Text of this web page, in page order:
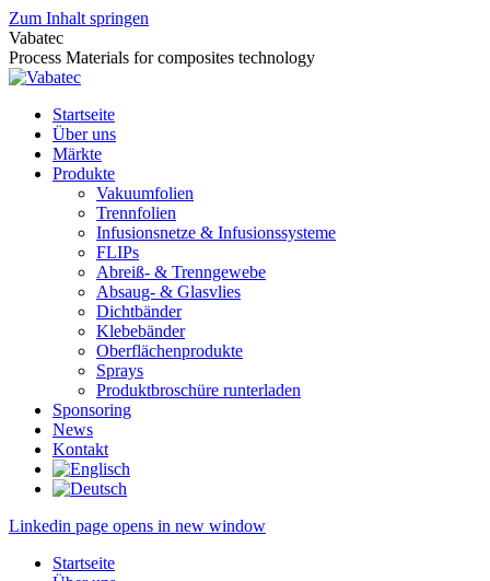
Zum Inhalt springen
Vabatec
Process Materials for composites technology
Startseite
Über uns
Märkte
Produkte
Vakuumfolien
Trennfolien
Infusionsnetze & Infusionssysteme
FLIPs
Abreiß- & Trenngewebe
Absaug- & Glasvlies
Dichtbänder
Klebebänder
Oberflächenprodukte
Sprays
Produktbroschüre runterladen
Sponsoring
News
Kontakt
Linkedin page opens in new window
Startseite